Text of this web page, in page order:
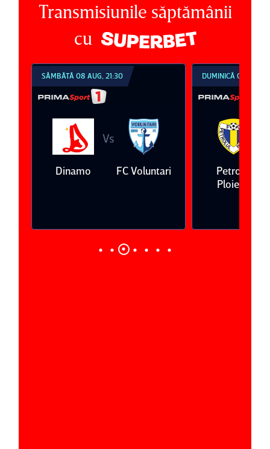
Transmisiunile săptămânii
cu
SÂMBĂTĂ 08 AUG, 21:30
Dinamo
Vs
FC Voluntari
DUMINICĂ 09 AUG,
Petrolul
Ploieşti